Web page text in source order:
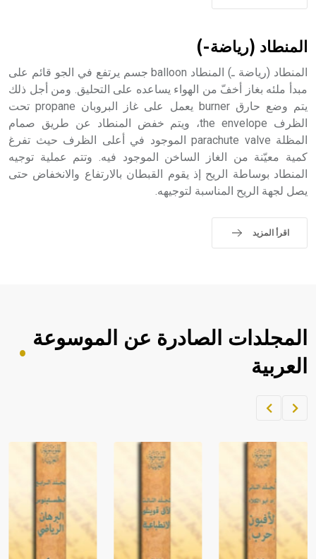
المنطاد (رياضة-)
المنطاد (رياضة ـ) المنطاد balloon جسم يرتفع في الجو قائم على
مبدأ ملئه بغاز أخفّ من الهواء يساعده على التحليق. ومن أجل ذلك
يتم وضع حارق burner يعمل على غاز البروبان propane تحت
الظرف the envelope، ويتم خفض المنطاد عن طريق صمام
المظلة parachute valve الموجود في أعلى الظرف حيث تفرغ
كمية معيّنة من الغاز الساخن الموجود فيه. وتتم عملية توجيه
المنطاد بوساطة الريح إذ يقوم القبطان بالارتفاع والانخفاض حتى
يصل لجهة الريح المناسبة لتوجيهه.
اقرأ المزيد
المجلدات الصادرة عن الموسوعة
العربية